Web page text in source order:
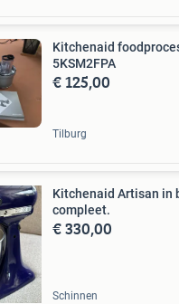
Kitchenaid
5KSM2FPA
€ 125,00
Tilburg
Kitchenaid Artisan in
compleet.
€ 330,00
Schinnen